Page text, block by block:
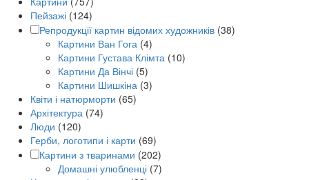
Пейзажі (124)
Репродукції картин відомих художників (38)
Картини Ван Гога (4)
Картини Густава Клімта (10)
Картини Да Вінчі (5)
Картини Шишкіна (3)
Квіти і натюрморти (65)
Архітектура (74)
Люди (120)
Герби, логотипи і карти (69)
Картини з тваринами (202)
Домашні улюбленці (7)